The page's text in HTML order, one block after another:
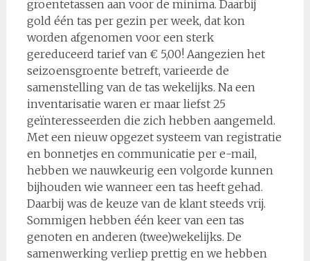
groentetassen aan voor de minima. Daarbij
gold één tas per gezin per week, dat kon
worden afgenomen voor een sterk
gereduceerd tarief van € 5,00! Aangezien het
seizoensgroente betreft, varieerde de
samenstelling van de tas wekelijks. Na een
inventarisatie waren er maar liefst 25
geïnteresseerden die zich hebben aangemeld.
Met een nieuw opgezet systeem van registratie
en bonnetjes en communicatie per e-mail,
hebben we nauwkeurig een volgorde kunnen
bijhouden wie wanneer een tas heeft gehad.
Daarbij was de keuze van de klant steeds vrij.
Sommigen hebben één keer van een tas
genoten en anderen (twee)wekelijks. De
samenwerking verliep prettig en we hebben